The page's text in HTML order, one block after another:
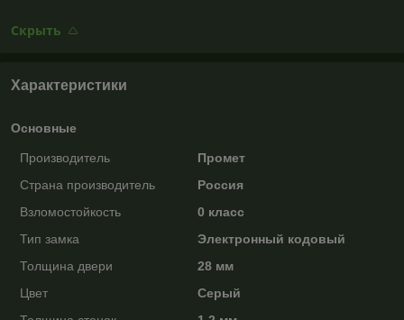
Скрыть
Характеристики
Основные
Производитель
Промет
Страна производитель
Россия
Взломостойкость
0 класс
Тип замка
Электронный кодовый
Толщина двери
28 мм
Цвет
Серый